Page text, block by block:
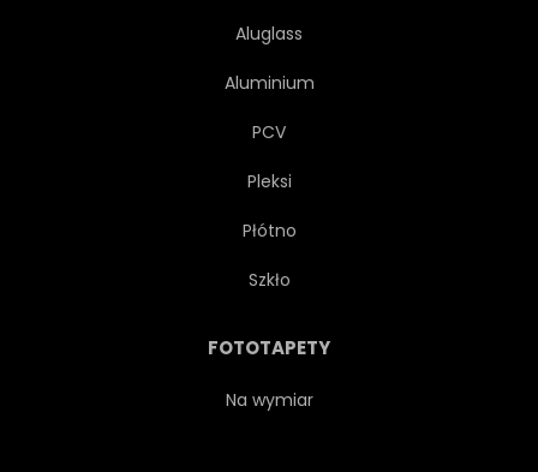
TRADYCYJNYCH
Aluglass
Aluminium
PCV
Pleksi
Płótno
Szkło
FOTOTAPETY
Na wymiar